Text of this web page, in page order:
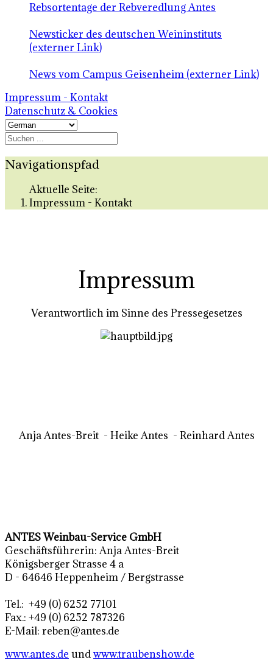
Rebsortentage der Rebveredlung Antes
Newsticker des deutschen Weininstituts
(externer Link)
News vom Campus Geisenheim (externer Link)
Impressum - Kontakt
Datenschutz & Cookies
Navigationspfad
Aktuelle Seite:
Impressum - Kontakt
Impressum
Verantwortlich im Sinne des Pressegesetzes
Anja Antes-Breit - Heike Antes - Reinhard Antes
ANTES Weinbau-Service GmbH
Geschäftsführerin: Anja Antes-Breit
Königsberger Strasse 4 a
D - 64646 Heppenheim / Bergstrasse
Tel.: +49 (0) 6252 77101
Fax.: +49 (0) 6252 787326
E-Mail: reben@antes.de
www.antes.de undwww.traubenshow.de